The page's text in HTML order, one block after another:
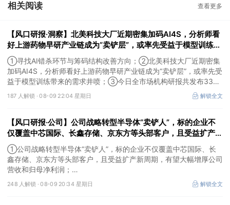
相关阅读 查看更多
【风口研报·洞察】北美科技大厂近期密集加码AI4S，分析师看
好上游药物早研产业链成为“卖铲层”，或率先受益于模型训练带
来的需求井喷；寻找AI错杀环节与筹码结构改善方向
①寻找AI错杀环节与筹码结构改善方向；②北美科技大厂近期密集
加码AI4S，分析师看好上游药物早研产业链成为“卖铲层”，或率先受
益于模型训练带来的需求井喷；③今日全市场机构研报共发布334
篇，九安医疗评级得到上调，28家公司获得首度覆盖，其中欧圣电
气、思瑞浦获新财富分析师深度覆盖；④在个股机构关注度排行
料>华峰化学>健盛集团。
187 人解锁 ·08-09 22:04 星期日 解锁全文
【风口研报·公司】公司战略转型半导体“卖铲人”，标的企业不
仅覆盖中芯国际、长鑫存储、京东方等头部客户，且受益扩产新
周期，有望大幅增厚公司营收和归母净利润；周策略：市场情绪
有望逐渐回暖并重拾上行趋势
①公司战略转型半导体“卖铲人”，标的企业不仅覆盖中芯国际、长
鑫存储、京东方等头部客户，且受益扩产新周期，有望大幅增厚公司
营收和归母净利润；
②周策略：市场情绪有望逐渐回暖并重拾上行趋势。
248 人解锁 ·08-09 20:34 星期日 解锁全文